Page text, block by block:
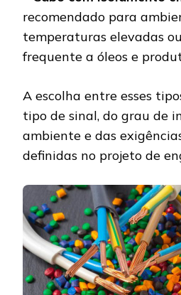
recomendado para
temperaturas elevadas
frequente a óleos e
A escolha entre esses
tipo de sinal, do grau de
ambiente e das
definidas no projeto de